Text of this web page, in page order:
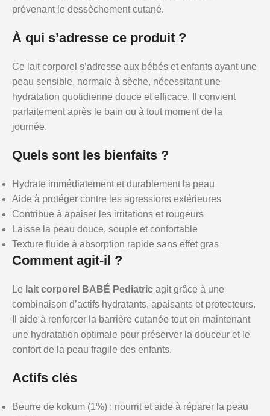
prévenant le dessèchement cutané.
À qui s’adresse ce produit ?
Ce lait corporel s’adresse aux bébés et enfants ayant une
peau sensible, normale à sèche, nécessitant une
hydratation quotidienne douce et efficace. Il convient
parfaitement après le bain ou à tout moment de la
journée.
Quels sont les bienfaits ?
Hydrate immédiatement et durablement la peau
Aide à protéger contre les agressions extérieures
Contribue à apaiser les irritations et rougeurs
Laisse la peau douce, souple et confortable
Texture fluide à absorption rapide sans effet gras
Comment agit-il ?
Le lait corporel BABÉ Pediatric agit grâce à une
combinaison d’actifs hydratants, apaisants et protecteurs.
Il aide à renforcer la barrière cutanée tout en maintenant
une hydratation optimale pour préserver la douceur et le
confort de la peau fragile des enfants.
Actifs clés
Beurre de kokum (1%) : nourrit et aide à réparer la peau